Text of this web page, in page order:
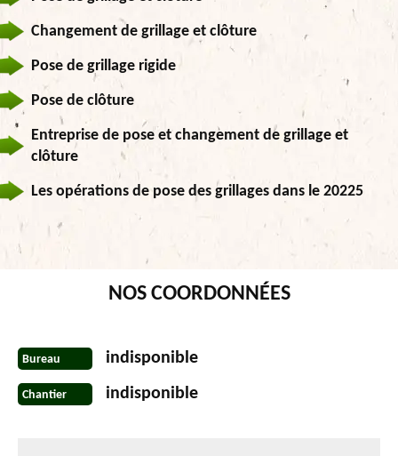
Changement de grillage et clôture
Pose de grillage rigide
Pose de clôture
Entreprise de pose et changement de grillage et
clôture
Les opérations de pose des grillages dans le 20225
NOS COORDONNÉES
Bureau indisponible
Chantier indisponible